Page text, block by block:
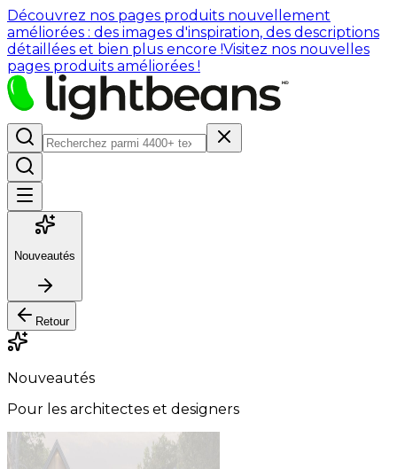
Découvrez nos pages produits nouvellement
améliorées : des images d'inspiration, des descriptions
détaillées et bien plus encore !Visitez nos nouvelles
pages produits améliorées !
Nouveautés
Retour
Nouveautés
Pour les architectes et designers